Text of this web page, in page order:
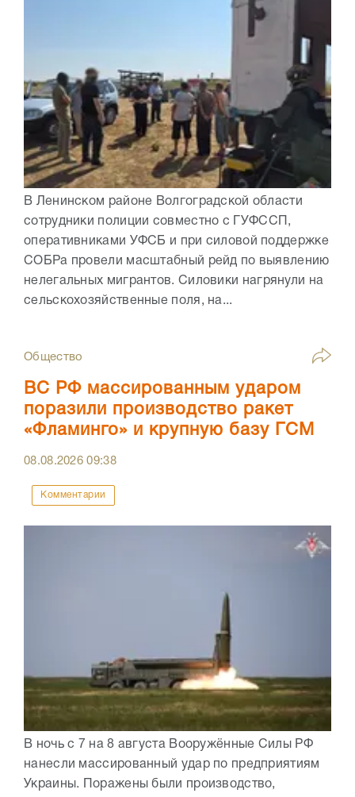
В Ленинском районе Волгоградской области
сотрудники полиции совместно с ГУФССП,
оперативниками УФСБ и при силовой поддержке
СОБРа провели масштабный рейд по выявлению
нелегальных мигрантов. Силовики нагрянули на
сельскохозяйственные поля, на...
Общество
ВС РФ массированным ударом
поразили производство ракет
«Фламинго» и крупную базу ГСМ
08.08.202609:38
Комментарии
В ночь с 7 на 8 августа Вооружённые Силы РФ
нанесли массированный удар по предприятиям
Украины. Поражены были производство,